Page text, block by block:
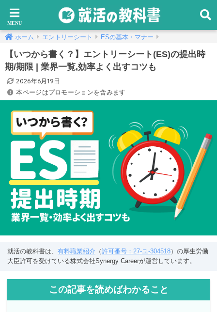
ホーム エントリーシート ESの基本・マナー
【いつから書く？】エントリーシート(ES)の提出時
期/期限 | 業界一覧,効率よく出すコツも
2026年6月19日
本ページはプロモーションを含みます
就活の教科書は、 有料職業紹介 （許可番号：27-ユ-304518）の厚生労働
大臣許可を受けている株式会社Synergy Careerが運営しています。
この記事を読めばわかること